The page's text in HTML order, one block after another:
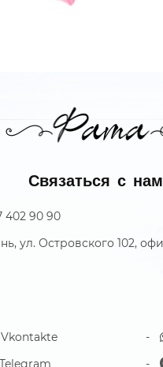
Связаться с
402 90 90
ул. Островского 102,
Vkontakte
Telegram